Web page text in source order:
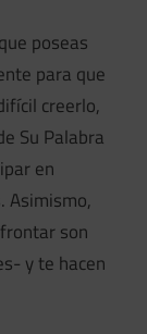
poseas
para que
creerlo,
Su Palabra
en
Asimismo,
son
y te hacen